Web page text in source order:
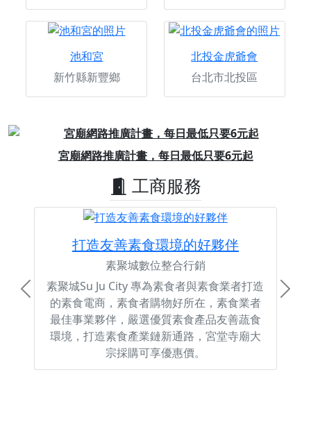
池和宮
新竹縣新豐鄉
北投金虎爺會
台北市北投區
宮廟網路推廣計畫，每日最低只要6元起
Previous
工商服務
打造友善素食環境的好夥伴
素聚城數位整合行銷
素聚城Su Ju City 專為素食者與素食業者打造
的素食電商，素食者購物好所在，素食業者
最佳事業夥伴，嚴選優質素食產品友善蔬食
環境，打造素食產業鏈新通路，宮堂寺廟大
宗採購可享優惠價。
Previous Next